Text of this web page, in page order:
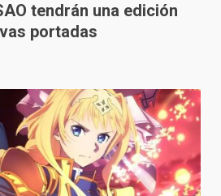
tendrán una edición
portadas